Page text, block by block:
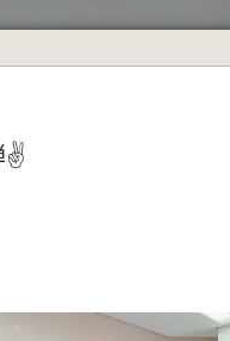
✌️